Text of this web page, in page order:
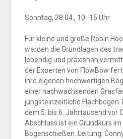
Sonntag, 28.04., 10 -15 Uhr
Für kleine und große Robin
werden die Grundlagen des
lebendig und praxisnah
der Experten von FlowBow
ihre eigenen hochwertigen
einer nachwachsenden
jungsteinzeitliche Flachbogen
dem 5. bis 6. Jahrtausend vor
Abschluss ist ein Grundkurs
Bogenschießen. Leitung: